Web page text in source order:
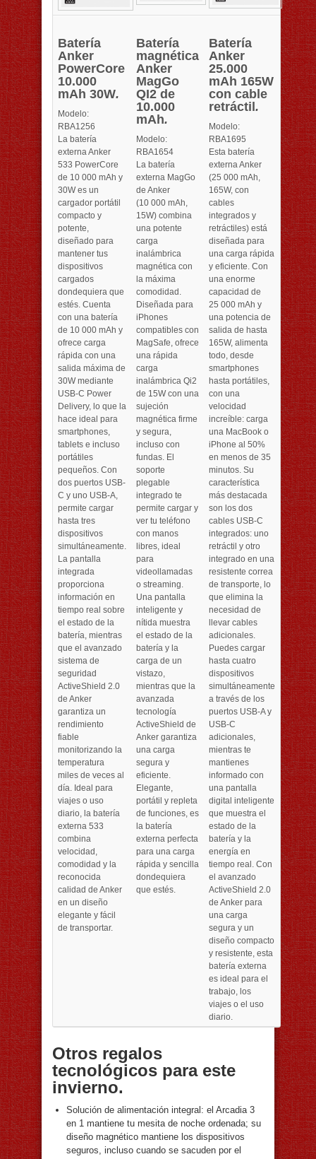
Batería
Anker
PowerCore
10.000
mAh 30W.
Modelo:
RBA1256
La batería
externa Anker
533 PowerCore
de 10 000 mAh y
30W es un
cargador portátil
compacto y
potente,
diseñado para
mantener tus
dispositivos
cargados
dondequiera que
estés. Cuenta
con una batería
de 10 000 mAh y
ofrece carga
rápida con una
salida máxima de
30W mediante
USB-C Power
Delivery, lo que la
hace ideal para
smartphones,
tablets e incluso
portátiles
pequeños. Con
dos puertos USB-
C y uno USB-A,
permite cargar
hasta tres
dispositivos
simultáneamente.
La pantalla
integrada
proporciona
información en
tiempo real sobre
el estado de la
batería, mientras
que el avanzado
sistema de
seguridad
ActiveShield 2.0
de Anker
garantiza un
rendimiento
fiable
monitorizando la
temperatura
miles de veces al
día. Ideal para
viajes o uso
diario, la batería
externa 533
combina
velocidad,
comodidad y la
reconocida
calidad de Anker
en un diseño
elegante y fácil
de transportar.
Batería
magnética
Anker
MagGo
QI2 de
10.000
mAh.
Modelo:
RBA1654
La batería
externa MagGo
de Anker
(10 000 mAh,
15W) combina
una potente
carga
inalámbrica
magnética con
la máxima
comodidad.
Diseñada para
iPhones
compatibles con
MagSafe, ofrece
una rápida
carga
inalámbrica Qi2
de 15W con una
sujeción
magnética firme
y segura,
incluso con
fundas. El
soporte
plegable
integrado te
permite cargar y
ver tu teléfono
con manos
libres, ideal
para
videollamadas
o streaming.
Una pantalla
inteligente y
nítida muestra
el estado de la
batería y la
carga de un
vistazo,
mientras que la
avanzada
tecnología
ActiveShield de
Anker garantiza
una carga
segura y
eficiente.
Elegante,
portátil y repleta
de funciones, es
la batería
externa perfecta
para una carga
rápida y sencilla
dondequiera
que estés.
Batería
Anker
25.000
mAh 165W
con cable
retráctil .
Modelo:
RBA1695
Esta batería
externa Anker
(25 000 mAh,
165W, con
cables
integrados y
retráctiles) está
diseñada para
una carga rápida
y eficiente. Con
una enorme
capacidad de
25 000 mAh y
una potencia de
salida de hasta
165W, alimenta
todo, desde
smartphones
hasta portátiles,
con una
velocidad
increíble: carga
una MacBook o
iPhone al 50%
en menos de 35
minutos. Su
característica
más destacada
son los dos
cables USB-C
integrados: uno
retráctil y otro
integrado en una
resistente correa
de transporte, lo
que elimina la
necesidad de
llevar cables
adicionales.
Puedes cargar
hasta cuatro
dispositivos
simultáneamente
a través de los
puertos USB-A y
USB-C
adicionales,
mientras te
mantienes
informado con
una pantalla
digital inteligente
que muestra el
estado de la
batería y la
energía en
tiempo real. Con
el avanzado
ActiveShield 2.0
de Anker para
una carga
segura y un
diseño compacto
y resistente, esta
batería externa
es ideal para el
trabajo, los
viajes o el uso
diario.
Otros regalos
tecnológicos para este
invierno.
Solución de alimentación integral: el Arcadia 3
en 1 mantiene tu mesita de noche ordenada; su
diseño magnético mantiene los dispositivos
seguros, incluso cuando se sacuden por el